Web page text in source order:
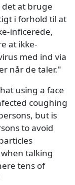
det at bruge
i forhold til at
inficerede,
at ikke-
med ind via
når de taler."
using a face
coughing
but is
to avoid
talking
tens of